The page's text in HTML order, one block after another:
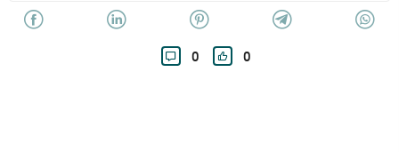
0 0